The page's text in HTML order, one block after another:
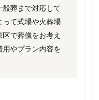
葬まで対応して
って式場や火葬場
で葬儀をお考え
やプラン内容を